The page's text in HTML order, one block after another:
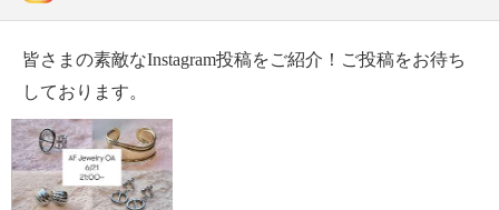
皆さまの素敵なInstagram投稿をご紹介！ご投稿をお待ち
しております。